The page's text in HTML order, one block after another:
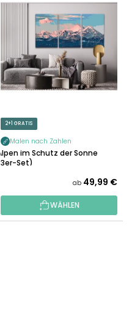
2+1 GRATIS
Malen nach Zahlen
Alpen im Schutz der Sonne
(3er-Set)
ab 49,99 €
WÄHLEN